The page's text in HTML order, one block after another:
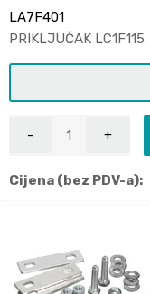
LA7F401
PRIKLJUČAK LC1F115
Cijena (bez PDV-a):